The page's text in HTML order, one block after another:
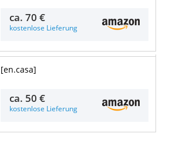
ca.70 €
kostenlose Lieferung
[en.casa]
ca. 50 €
kostenlose Lieferung